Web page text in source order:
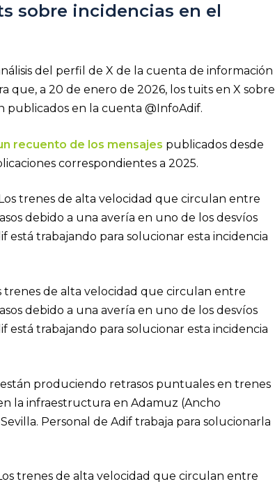
sobre incidencias en el
del perfil de X de la cuenta de información
que, a 20 de enero de 2026, los tuits en X sobre
publicados en la cuenta @InfoAdif.
recuento de los mensajes publicados desde
correspondientes a 2025.
trenes de alta velocidad que circulan entre
debido a una avería en uno de los desvíos
está trabajando para solucionar esta incidencia
trenes de alta velocidad que circulan entre
debido a una avería en uno de los desvíos
está trabajando para solucionar esta incidencia
están produciendo retrasos puntuales en trenes
la infraestructura en Adamuz (Ancho
Personal de Adif trabaja para solucionarla
trenes de alta velocidad que circulan entre